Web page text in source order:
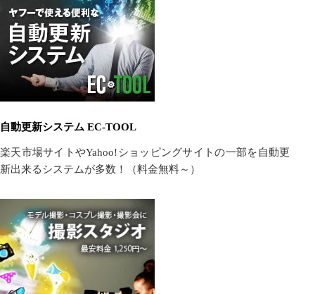
自動更新システム EC-TOOL
楽天市場サイトやYahoo!ショッピングサイトの一部を自動更
新出来るシステムが多数！（料金無料～）